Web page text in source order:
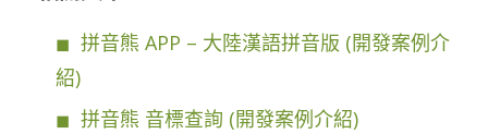
拼音熊 APP – 大陸漢語拼音版 (開發案例介
紹)
拼音熊 音標查詢 (開發案例介紹)